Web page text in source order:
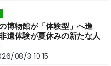
博物館が「体験型」へ進
遺体験が夏休みの新たな人
08/3 10:15